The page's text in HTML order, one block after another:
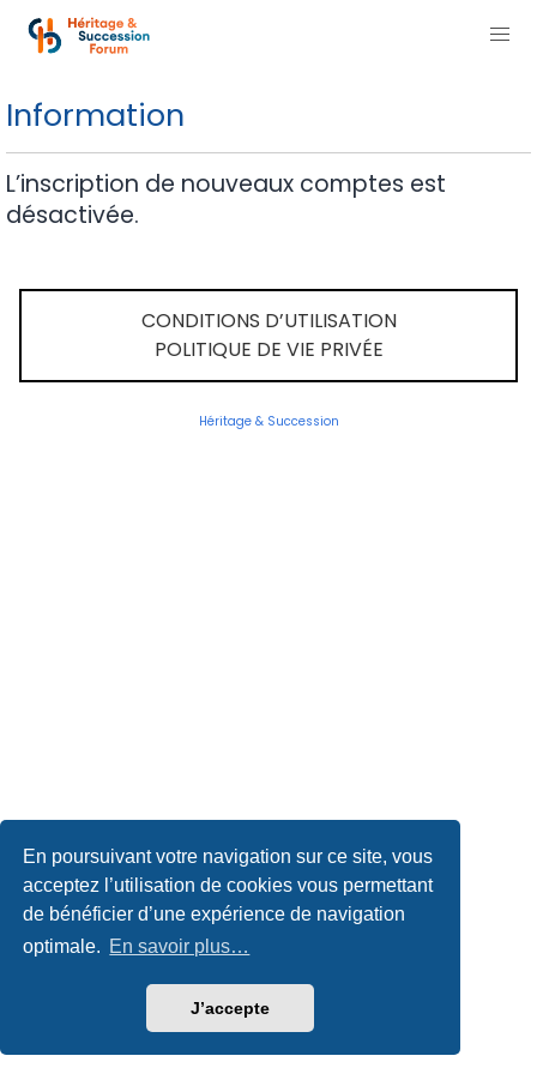
En poursuivant votre navigation sur ce site, vous
acceptez l’utilisation de cookies vous permettant
de bénéficier d’une expérience de navigation
optimale. En savoir plus…
J’accepte
Information
L’inscription de nouveaux comptes est
désactivée.
CONDITIONS D’UTILISATION
POLITIQUE DE VIE PRIVÉE
Héritage & Succession